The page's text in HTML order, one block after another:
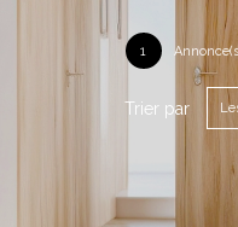
1
Trier par